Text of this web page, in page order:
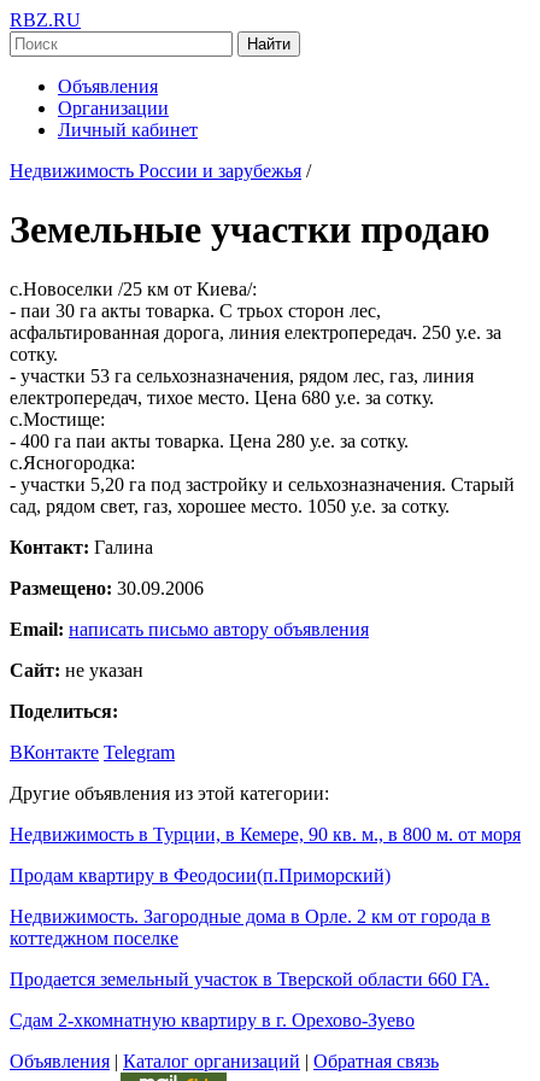
RBZ.RU
Найти
Объявления
Организации
Личный кабинет
Недвижимость России и зарубежья /
Земельные участки продаю
с.Новоселки /25 км от Киева/:
- паи 30 га акты товарка. С трьох сторон лес,
асфальтированная дорога, линия електропередач. 250 у.е. за
сотку.
- участки 53 га сельхозназначения, рядом лес, газ, линия
електропередач, тихое место. Цена 680 у.е. за сотку.
с.Мостище:
- 400 га паи акты товарка. Цена 280 у.е. за сотку.
с.Ясногородка:
- участки 5,20 га под застройку и сельхозназначения. Старый
сад, рядом свет, газ, хорошее место. 1050 у.е. за сотку.
Контакт: Галина
Размещено: 30.09.2006
Email: написать письмо автору объявления
Сайт: не указан
Поделиться:
ВКонтакте Telegram
Другие объявления из этой категории:
Недвижимость в Турции, в Кемере, 90 кв. м., в 800 м. от моря
Продам квартиру в Феодосии(п.Приморский)
Недвижимость. Загородные дома в Орле. 2 км от города в
коттеджном поселке
Продается земельный участок в Тверской области 660 ГА.
Сдам 2-хкомнатную квартиру в г. Орехово-Зуево
Объявления | Каталог организаций | Обратная связь